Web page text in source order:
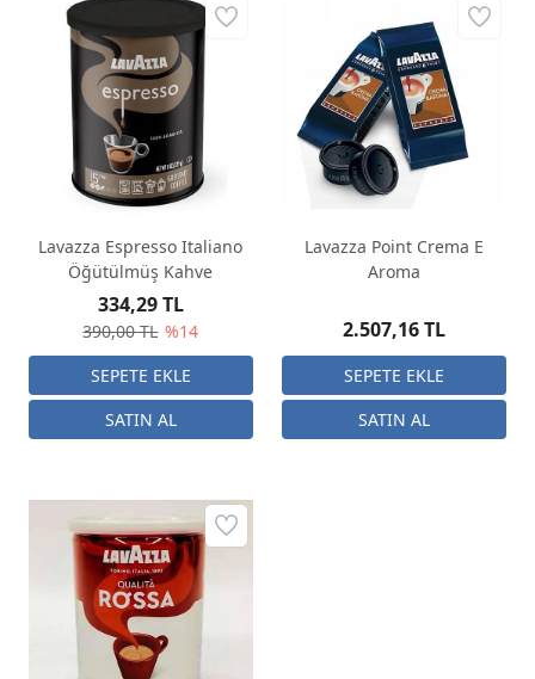
Lavazza Espresso Italiano
Öğütülmüş Kahve
390,00 TL %14
334,29 TL
Lavazza Point Crema E
Aroma
2.507,16 TL